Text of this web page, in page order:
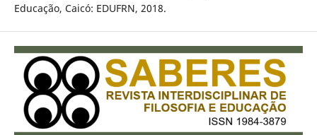
Educação, Caicó: EDUFRN, 2018.